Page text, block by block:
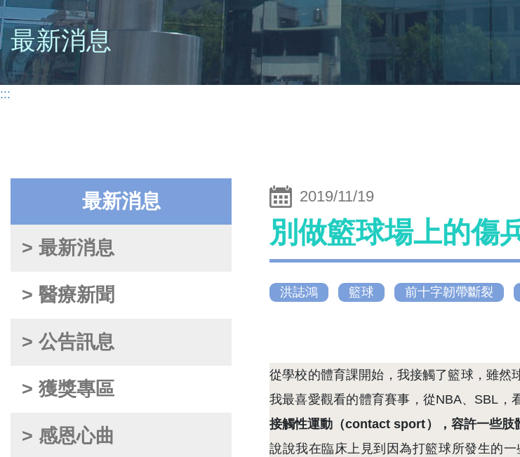
最新消息
:::
最新消息
> 最新消息
> 醫療新聞
> 公告訊息
> 獲獎專區
> 感恩心曲
2019/11/19
別做籃球場上的傷
洪誌鴻 籃球 前十字韌帶斷裂
從學校的體育課開始，我接觸了籃球，雖然
我最喜愛觀看的體育賽事，從NBA、SBL，
接觸性運動（contact sport），容許一些肢
說說我在臨床上見到因為打籃球所發生的